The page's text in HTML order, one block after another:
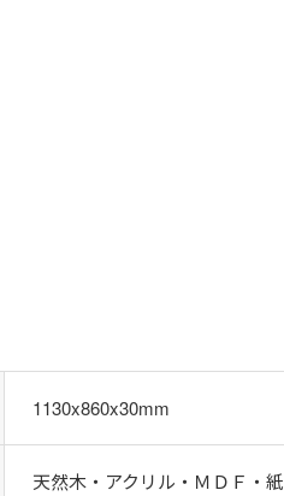
1130x860x30mm
天然木・アクリル・ＭＤＦ・紙